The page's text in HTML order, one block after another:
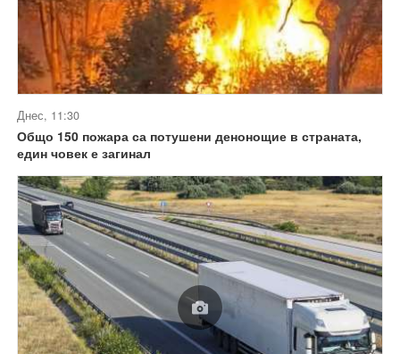
Днес, 11:30
Общо 150 пожара са потушени денонощие в страната,
един човек е загинал